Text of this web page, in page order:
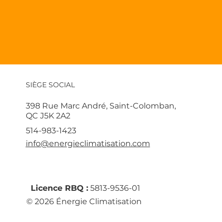
SIÈGE SOCIAL
398 Rue Marc André, Saint-Colomban,
QC J5K 2A2
514-983-1423
info@energieclimatisation.com
Licence RBQ :5813-9536-01
© 2026 Énergie Climatisation